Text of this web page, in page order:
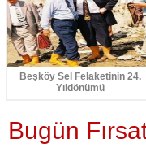
Beşköy Sel Felaketinin 24.
Yıldönümü
Bugün